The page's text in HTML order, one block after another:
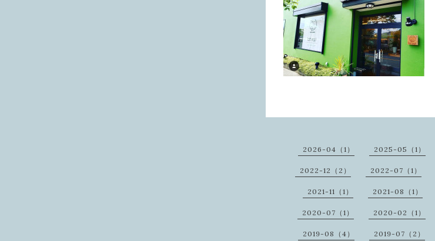
2026-04（1） 2025-05（1）
2022-12（2） 2022-07（1）
2021-11（1） 2021-08（1）
2020-07（1） 2020-02（1）
2019-08（4） 2019-07（2）